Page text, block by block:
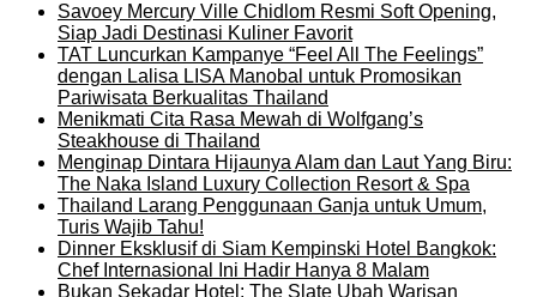
Savoey Mercury Ville Chidlom Resmi Soft Opening,
Siap Jadi Destinasi Kuliner Favorit
TAT Luncurkan Kampanye “Feel All The Feelings”
dengan Lalisa LISA Manobal untuk Promosikan
Pariwisata Berkualitas Thailand
Menikmati Cita Rasa Mewah di Wolfgang’s
Steakhouse di Thailand
Menginap Dintara Hijaunya Alam dan Laut Yang Biru:
The Naka Island Luxury Collection Resort & Spa
Thailand Larang Penggunaan Ganja untuk Umum,
Turis Wajib Tahu!
Dinner Eksklusif di Siam Kempinski Hotel Bangkok:
Chef Internasional Ini Hadir Hanya 8 Malam
Bukan Sekadar Hotel: The Slate Ubah Warisan